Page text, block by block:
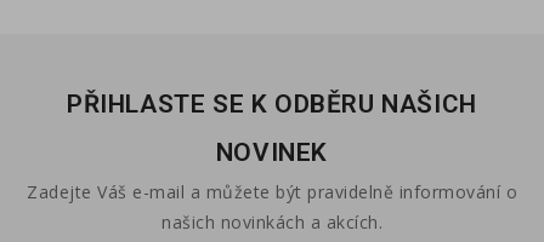
PŘIHLASTE SE K ODBĚRU NAŠICH
NOVINEK
Zadejte Váš e-mail a můžete být pravidelně informování o
našich novinkách a akcích.